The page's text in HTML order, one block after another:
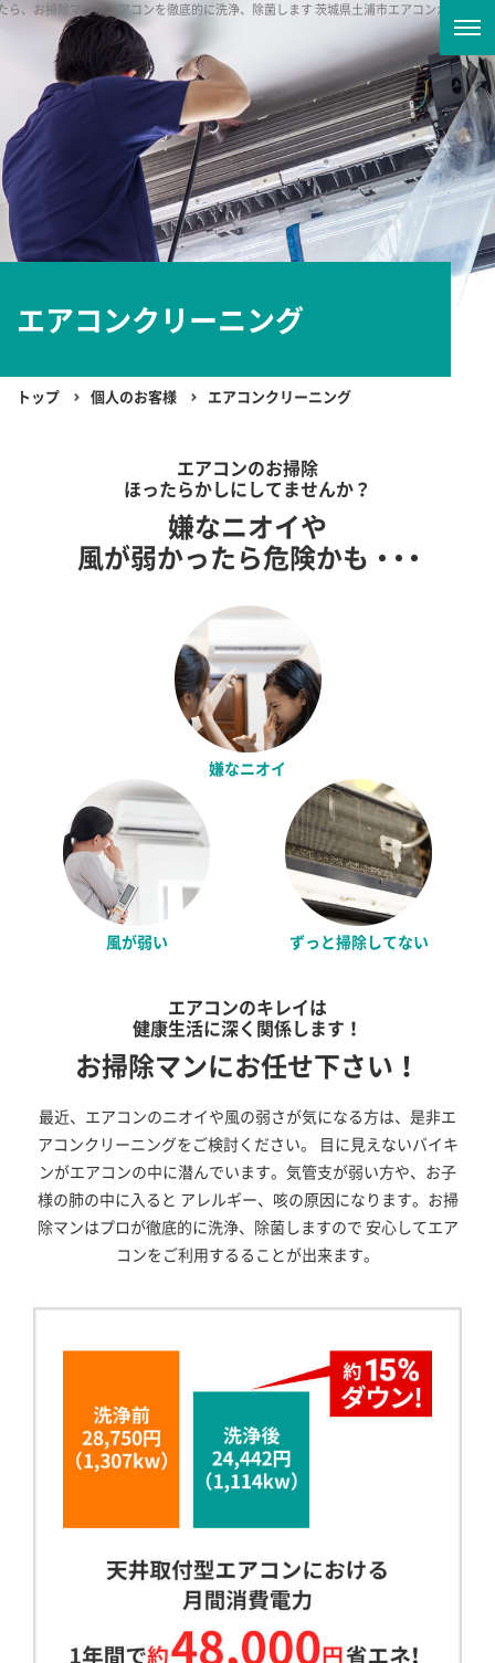
お掃除マンがエアコンを徹底的に洗浄、除菌します 茨城県土浦市エアコンから嫌なニ
エアコンクリーニング
トップ 個人のお客様 エアコンクリーニング
エアコンのお掃除
ほったらかしにしてませんか？
嫌なニオイや
風が弱かったら危険かも ・・・
嫌なニオイ
風が弱い ずっと掃除してない
エアコンのキレイは
健康生活に深く関係します！
お掃除マンにお任せ下さい！
最近、エアコンのニオイや風の弱さが気になる方は、是非エ
アコンクリーニングをご検討ください。
目に見えないバイキ
ンがエアコンの中に潜んでいます。気管支が弱い方や、お子
様の肺の中に入ると アレルギー、咳の原因になります。お掃
除マンはプロが徹底的に洗浄、除菌しますので 安心してエア
コンをご利用するることが出来ます。